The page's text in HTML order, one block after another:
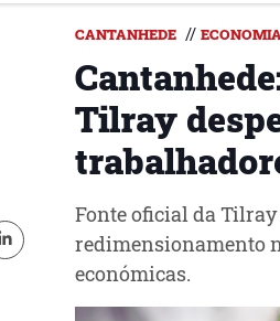
CANTANHEDE //
Tilray
Fonte oficial da Tilray
redimensionamento
económicas.